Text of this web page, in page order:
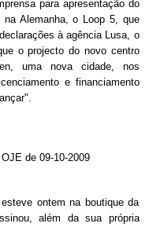
para apresentação do
Alemanha, o Loop 5, que
à agência Lusa, o
o projecto do novo centro
uma nova cidade, nos
e financiamento
de 09-10-2009
ontem na boutique da
além da sua própria